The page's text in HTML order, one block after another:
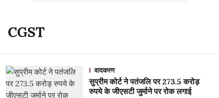
CGST
वादकरण
सुप्रीम कोर्ट ने पतंजलि पर 273.5 करोड़
रुपये के जीएसटी जुर्माने पर रोक लगाई